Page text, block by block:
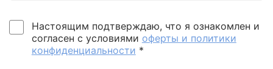
Настоящим подтверждаю, что я ознакомлен и
согласен с условиями оферты и политики
конфиденциальности *